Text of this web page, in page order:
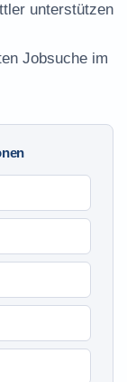
unterstützen
Jobsuche im